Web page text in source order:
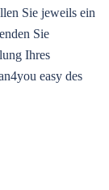
Sie jeweils ein
Sie
Ihres
easy des